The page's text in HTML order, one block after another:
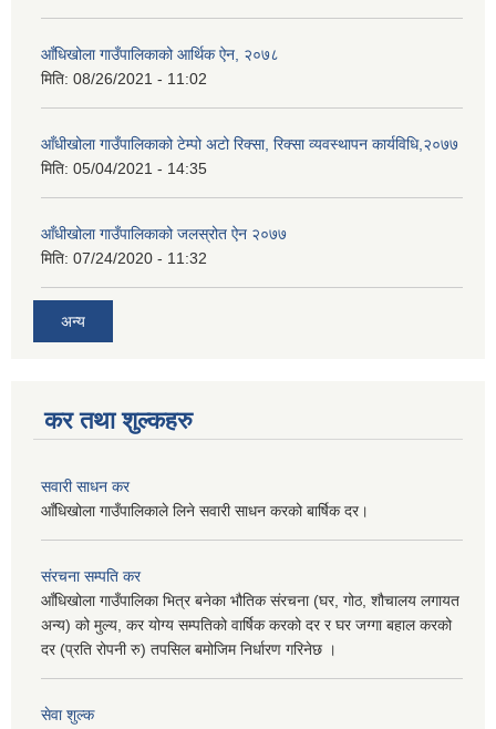
आँधिखोला गाउँपालिकाको आर्थिक ऐन, २०७८
मिति: 08/26/2021 - 11:02
आँधीखोला गाउँपालिकाको टेम्पो अटो रिक्सा, रिक्सा व्यवस्थापन कार्यविधि,२०७७
मिति: 05/04/2021 - 14:35
आँधीखोला गाउँपालिकाको जलस्रोत ऐन २०७७
मिति: 07/24/2020 - 11:32
अन्य
कर तथा शुल्कहरु
सवारी साधन कर
आँधिखोला गाउँपालिकाले लिने सवारी साधन करको बार्षिक दर।
संरचना सम्पति कर
आँधिखोला गाउँपालिका भित्र बनेका भौतिक संरचना (घर, गोठ, शौचालय लगायत
अन्य) को मुल्य, कर योग्य सम्पतिको वार्षिक करको दर र घर जग्गा बहाल करको
दर (प्रति रोपनी रु) तपसिल बमोजिम निर्धारण गरिनेछ ।
सेवा शुल्क